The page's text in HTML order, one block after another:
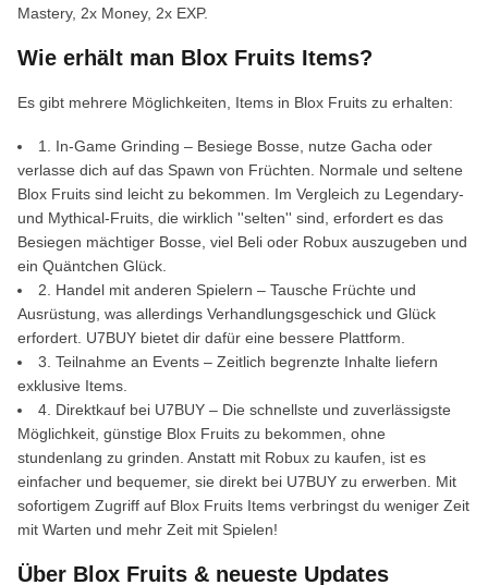
Mastery, 2x Money, 2x EXP.
Wie erhält man Blox Fruits Items?
Es gibt mehrere Möglichkeiten, Items in Blox Fruits zu erhalten:
1. In-Game Grinding – Besiege Bosse, nutze Gacha oder
verlasse dich auf das Spawn von Früchten. Normale und seltene
Blox Fruits sind leicht zu bekommen. Im Vergleich zu Legendary-
und Mythical-Fruits, die wirklich ''selten'' sind, erfordert es das
Besiegen mächtiger Bosse, viel Beli oder Robux auszugeben und
ein Quäntchen Glück.
2. Handel mit anderen Spielern – Tausche Früchte und
Ausrüstung, was allerdings Verhandlungsgeschick und Glück
erfordert. U7BUY bietet dir dafür eine bessere Plattform.
3. Teilnahme an Events – Zeitlich begrenzte Inhalte liefern
exklusive Items.
4. Direktkauf bei U7BUY – Die schnellste und zuverlässigste
Möglichkeit, günstige Blox Fruits zu bekommen, ohne
stundenlang zu grinden. Anstatt mit Robux zu kaufen, ist es
einfacher und bequemer, sie direkt bei U7BUY zu erwerben. Mit
sofortigem Zugriff auf Blox Fruits Items verbringst du weniger Zeit
mit Warten und mehr Zeit mit Spielen!
Über Blox Fruits & neueste Updates